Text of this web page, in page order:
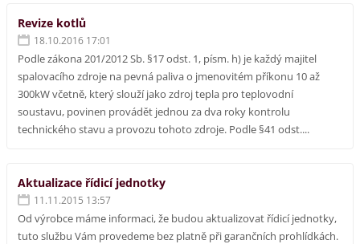
Revize kotlů
18.10.2016 17:01
Podle zákona 201/2012 Sb. §17 odst. 1, písm. h) je každý majitel
spalovacího zdroje na pevná paliva o jmenovitém příkonu 10 až
300kW včetně, který slouží jako zdroj tepla pro teplovodní
soustavu, povinen provádět jednou za dva roky kontrolu
technického stavu a provozu tohoto zdroje. Podle §41 odst....
Aktualizace řídicí jednotky
11.11.2015 13:57
Od výrobce máme informaci, že budou aktualizovat řídicí jednotky,
tuto službu Vám provedeme bez platně při garančních prohlídkách.